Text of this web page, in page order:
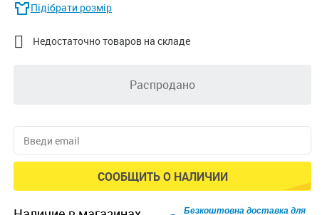
Підібрати розмір
 Недостаточно товаров на складе
Распродано
СООБЩИТЬ О НАЛИЧИИ
Безкоштовна доставка для